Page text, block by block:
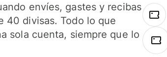
envíes, gastes y recibas
40 divisas. Todo lo que
sola cuenta, siempre que lo